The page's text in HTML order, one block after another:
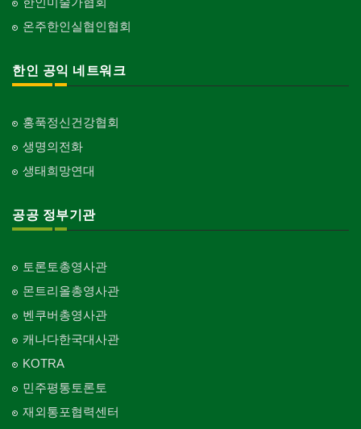
온주한인실협인협회
한인 공익 네트워크
홍푹정신건강협회
생명의전화
생태희망연대
공공 정부기관
토론토총영사관
몬트리올총영사관
벤쿠버총영사관
캐나다한국대사관
KOTRA
민주평통토론토
재외통포협력센터